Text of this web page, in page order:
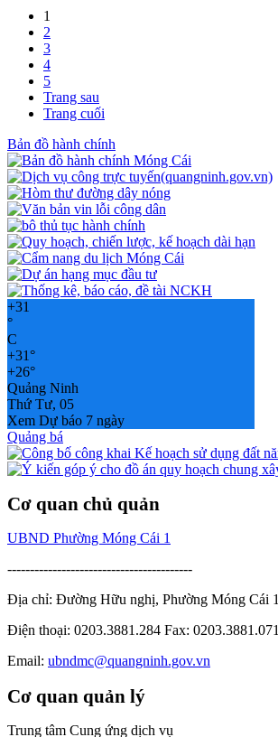
1
2
3
4
5
Trang sau
Trang cuối
Bản đồ hành chính
+31
°
C
+31°
+26°
Quảng Ninh
Thứ Tư, 05
Xem Dự báo 7 ngày
Quảng bá
Cơ quan chủ quản
UBND Phường Móng Cái 1
-----------------------------------------
Địa chỉ: Đường Hữu nghị, Phường Móng Cái 1
Điện thoại: 0203.3881.284 Fax: 0203.3881.071
Email: ubndmc@quangninh.gov.vn
Cơ quan quản lý
Trung tâm Cung ứng dịch vụ